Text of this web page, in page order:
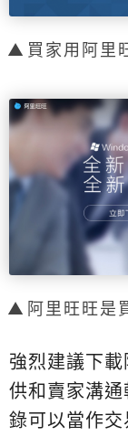
買家用阿里
阿里旺旺是
強烈建議下
供和賣家溝
錄可以當作